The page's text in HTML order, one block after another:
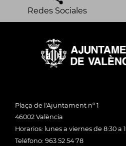
Redes Sociales
Plaça de l'Ajuntament nº 1
46002 València
Horarios: lunes a viernes de 8:30 a
Teléfono: 963 52 54 78